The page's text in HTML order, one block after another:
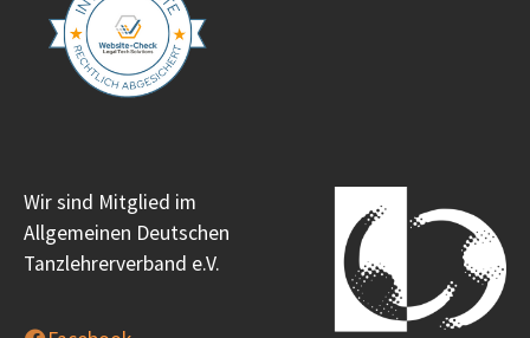
Wir sind Mitglied im
Allgemeinen Deutschen
Tanzlehrerverband e.V.